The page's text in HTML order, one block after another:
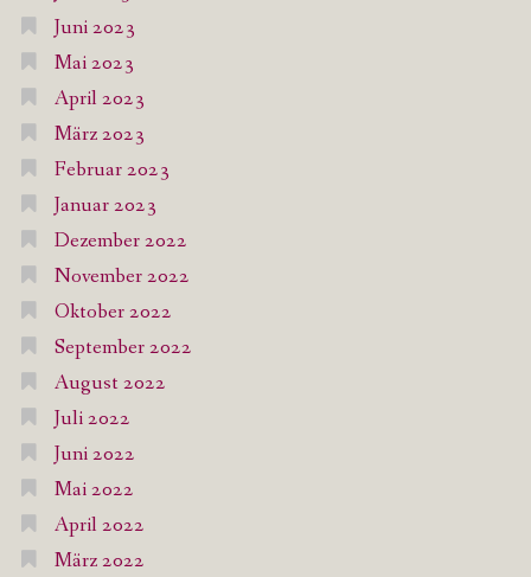
Juni 2023
Mai 2023
April 2023
März 2023
Februar 2023
Januar 2023
Dezember 2022
November 2022
Oktober 2022
September 2022
August 2022
Juli 2022
Juni 2022
Mai 2022
April 2022
März 2022